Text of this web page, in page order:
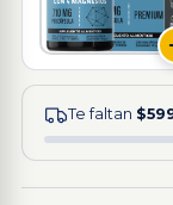
Te faltan